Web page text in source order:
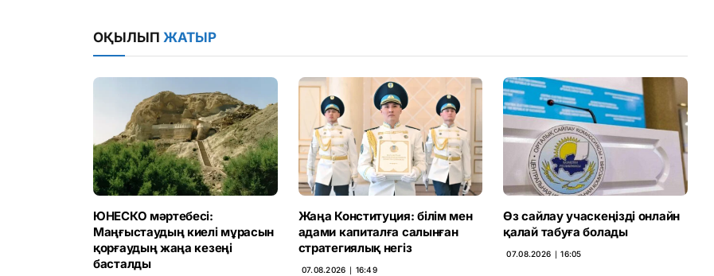
ОҚЫЛЫП ЖАТЫР
ЮНЕСКО мәртебесі:
Маңғыстаудың киелі мұрасын
қорғаудың жаңа кезеңі
басталды
Жаңа Конституция: білім мен
адами капиталға салынған
стратегиялық негіз
07.08.2026 ∣ 16:49
Өз сайлау учаскеңізді онлайн
қалай табуға болады
07.08.2026 ∣ 16:05